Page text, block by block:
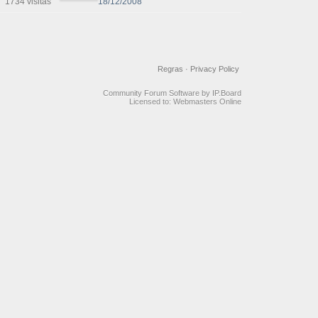
Privacy Policy
Regras ·
Community Forum Software by IP.Board
Licensed to: Webmasters Online